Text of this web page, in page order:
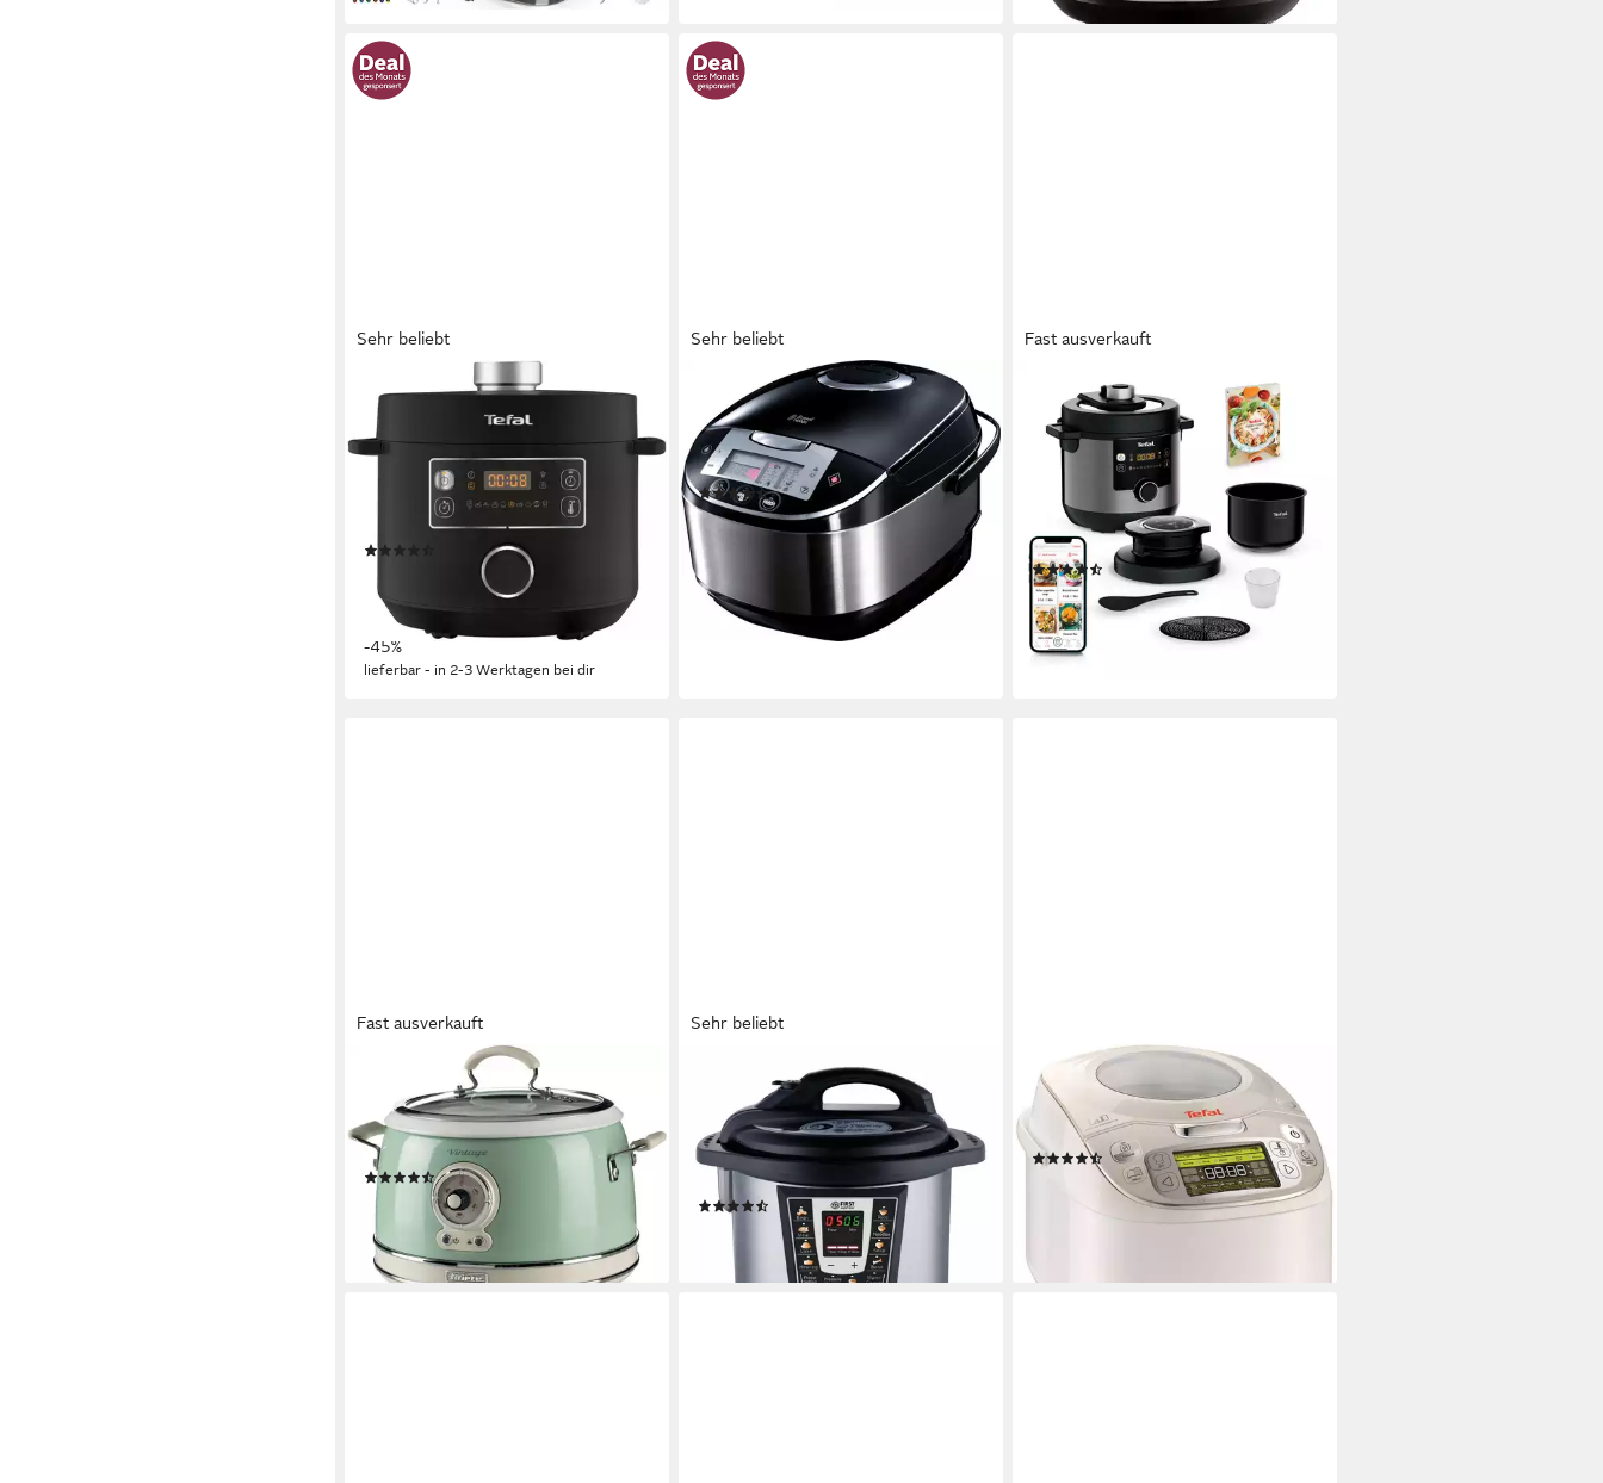
Sehr beliebt
Multikocher Turbo Cuisine inkl.
Dampfgareinsatz, Messbecher,
Reislöffel und Kelle
Leistung
Kapazität
199,99 €
nur diesen Monat
9,96 €
-45%
lieferbar - in 2-3 Werktagen bei dir
Sehr beliebt
RUSSELL HOBBS
Multikocher 21850-56
900 W
Leistung
5 l Kapazität
(54)
ab 78,00 € UVP175,99 €
nur diesen Monat
-56%
lieferbar - in 2-3 Werktagen bei dir
Fast ausverkauft
Multikocher Turbo Cuisine & Fry inkl.
Extra-Crisp-Deckel, 1-Knopf-
Bedienung
1200 W
Leistung
Kapazität
10 Programme
(46)
296,36 €
389,99 €
14,72 €
mtl. in 24 Raten
-24%
Fast ausverkauft
Multikocher 2904GR
650 W Leistung
3 l Kapazität
(28)
ab 72,90 € UVP109,95 €
-34%
lieferbar - in 2-3 Werktagen bei dir
Sehr beliebt
TZS FIRST AUSTRIA
Multikocher Druckkochtopf elektrisch
6L, Multikocher, 9 Programme, Silber
1000 W Leistung
Kapazität
(66)
79,95 €
lieferbar - in 3-4 Werktagen bei dir
TEFAL
Multikocher 45in1 RK8121
750 W Leistung
(83)
126,89 € UVP249,99 €
mtl. in 12 Raten